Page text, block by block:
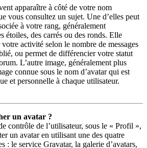
apparaître à côté de votre nom
vous consultez un sujet. Une d’elles peut
à votre rang, généralement
étoiles, des carrés ou des ronds. Elle
activité selon le nombre de messages
ou permet de différencier votre statut
L’autre image, généralement plus
connue sous le nom d’avatar qui est
et personnelle à chaque utilisateur.
un avatar ?
contrôle de l’utilisateur, sous le « Profil »,
un avatar en utilisant une des quatre
: le service Gravatar, la galerie d’avatars,